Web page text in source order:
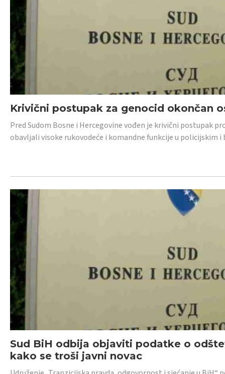
Krivični postupak za genocid okončan
Pred Sudom Bosne i Hercegovine vođen je krivični postupak
obavljali visoke rukovodeće i komandne funkcije u policijskim
Sud BiH odbija objaviti podatke o
kako se troši javni novac